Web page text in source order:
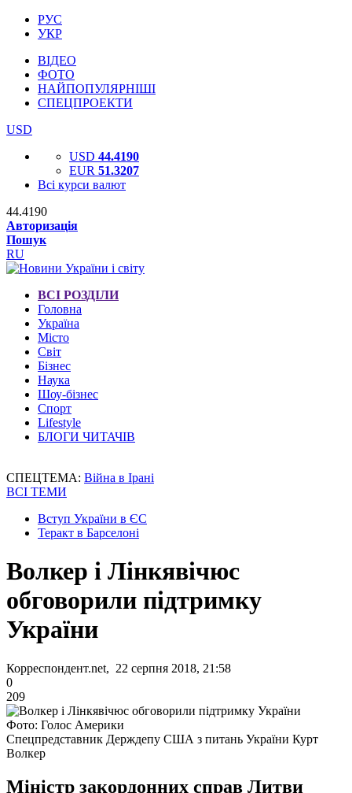
РУС
УКР
ВІДЕО
ФОТО
НАЙПОПУЛЯРНІШІ
СПЕЦПРОЕКТИ
USD
USD 44.4190
EUR 51.3207
Всі курси валют
44.4190
Авторизація
Пошук
RU
ВСІ РОЗДІЛИ
Головна
Україна
Місто
Світ
Бізнес
Наука
Шоу-бізнес
Спорт
Lifestyle
БЛОГИ ЧИТАЧІВ
СПЕЦТЕМА: Війна в Ірані
ВСІ ТЕМИ
Вступ України в ЄС
Теракт в Барселоні
Волкер і Лінкявічюс
обговорили підтримку
України
Корреспондент.net, 22 серпня 2018, 21:58
0
209
Фото: Голос Америки
Спецпредставник Держдепу США з питань України Курт
Волкер
Міністр закордонних справ Литви